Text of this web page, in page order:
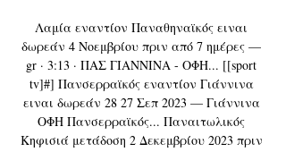
Λαμία εναντίον Παναθηναϊκός ειναι
δωρεάν 4 Νοεμβρίου πριν από 7 ημέρες —
gr · 3:13 · ΠΑΣ ΓΙΑΝΝΙΝΑ - ΟΦΗ... [[sport
tv]#] Πανσερραϊκός εναντίον Γιάννινα
ειναι δωρεάν 28 27 Σεπ 2023 — Γιάννινα
ΟΦΗ Πανσερραϊκός... Παναιτωλικός
Κηφισιά μετάδοση 2 Δεκεμβρίου 2023 πριν